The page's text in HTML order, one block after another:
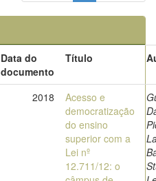
Data do
documento
Título
2018
Acesso e
democratização
do ensino
superior com a
Lei nº
12.711/12: o